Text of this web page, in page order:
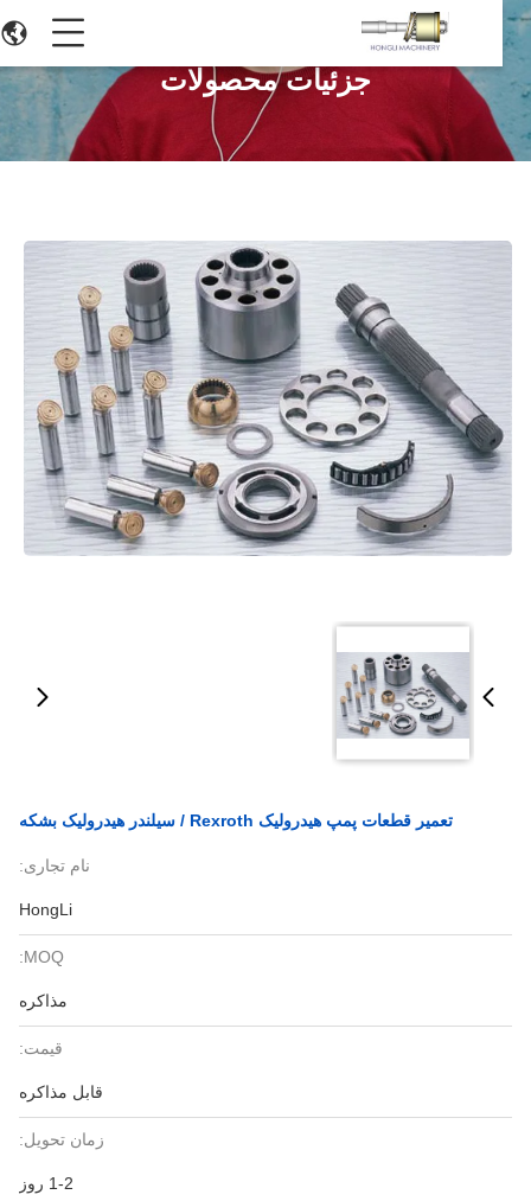
جزئیات محصولات
تعمیر قطعات پمپ هیدرولیک Rexroth / سیلندر هیدرولیک بشکه
نام تجاری:
HongLi
MOQ:
مذاکره
قیمت:
قابل مذاکره
زمان تحویل:
1-2 روز